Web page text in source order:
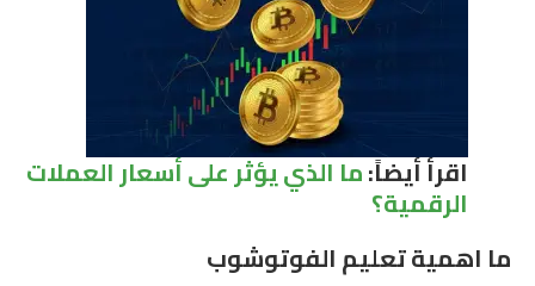
اقرأ أيضاً:ما الذي يؤثر على أسعار العملات
الرقمية؟
ما اهمية تعليم الفوتوشوب